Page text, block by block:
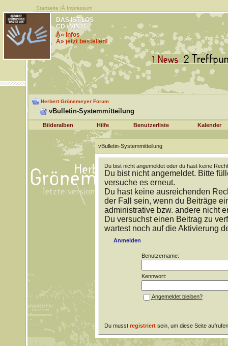
Startseite |Â Impressum
DAS IST LOS
CD / VINYL
Â» Infos
Â» jetzt bestellen!
Herbert Grönemeyer Forum
vBulletin-Systemmitteilung
Bilderalben Hilfe Benutzerliste Kalender
vBulletin-Systemmitteilung
Du bist nicht angemeldet oder du hast keine
Du bist nicht angemeldet. Bitte
versuche es erneut.
Du hast keine ausreichenden
der Fall sein, wenn du Beiträge
administrative bzw. andere nicht
Du versuchst einen Beitrag zu
wartest noch auf die Aktivierung
Anmelden
Benutzername:
Kennwort:
Angemeldet bleiben?
Du musst registriertsein, um diese Seite